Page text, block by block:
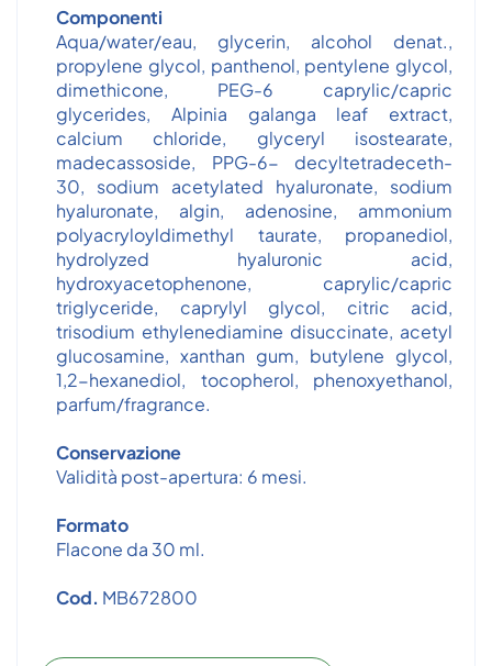
Componenti
Aqua/water/eau, glycerin, alcohol denat.,
propylene glycol, panthenol, pentylene glycol,
dimethicone, PEG-6 caprylic/capric
glycerides, Alpinia galanga leaf extract,
calcium chloride, glyceryl isostearate,
madecassoside, PPG-6- decyltetradeceth-
30, sodium acetylated hyaluronate, sodium
hyaluronate, algin, adenosine, ammonium
polyacryloyldimethyl taurate, propanediol,
hydrolyzed hyaluronic acid,
hydroxyacetophenone, caprylic/capric
triglyceride, caprylyl glycol, citric acid,
trisodium ethylenediamine disuccinate, acetyl
glucosamine, xanthan gum, butylene glycol,
1,2-hexanediol, tocopherol, phenoxyethanol,
parfum/fragrance.
Conservazione
Validità post-apertura: 6 mesi.
Formato
Flacone da 30 ml.
Cod. MB672800